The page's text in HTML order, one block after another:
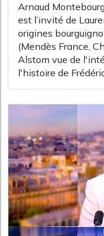
Arnaud
est l’invité de
origines
(Mendès France,
Alstom vue de
l'histoire de